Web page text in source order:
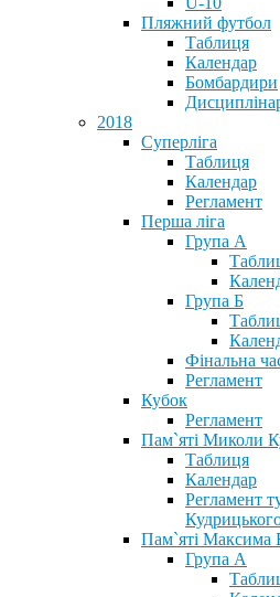
Пляжний футбол
Таблиця
Календар
Бомбардири
2018
Суперліга
Таблиця
Календар
Регламент
Перша ліга
Група А
Група Б
Фінальна
Регламент
Кубок
Регламент
Пам`яті Миколи
Таблиця
Календар
Регламент
Пам`яті Максима
Група А